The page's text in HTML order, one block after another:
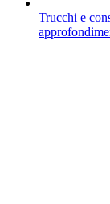
Trucchi e